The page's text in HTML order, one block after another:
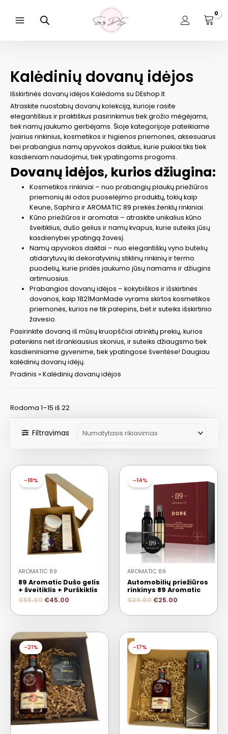
turinio
Kalėdinių dovanų idėjos
Išskirtinės dovanų idėjos Kalėdoms su DEshop.lt
Atraskite nuostabių dovanų kolekciją, kurioje rasite
elegantiškus ir praktiškus pasirinkimus tiek grožio mėgėjams,
tiek namų jaukumo gerbėjams. Šioje kategorijoje pateikiame
įvairius rinkinius, kosmetikos ir higienos priemones, aksesuarus
bei prabangius namų apyvokos daiktus, kurie puikiai tiks tiek
kasdieniam naudojimui, tiek ypatingoms progoms.
Dovanų idėjos, kurios džiugina:
Kosmetikos rinkiniai – nuo prabangių plaukų priežiūros
priemonių iki odos puoselėjimo produktų, tokių kaip
Keune, Saphira ir AROMATIC 89 prekės ženklų rinkiniai.
Kūno priežiūros ir aromatai – atraskite unikalius kūno
šveitiklius, dušo gelius ir namų kvapus, kurie suteiks jūsų
kasdienybei ypatingą žavesį.
Namų apyvokos daiktai – nuo elegantiškų vyno butelių
atidarytuvų iki dekoratyvinių stiklinų rinkinių ir termo
puodelių, kurie pridės jaukumo jūsų namams ir džiugins
artimuosius.
Prabangios dovanų idėjos – kokybiškos ir išskirtinės
dovanos, kaip 1821ManMade vyrams skirtos kosmetikos
priemonės, kurios ne tik palepins, bet ir suteiks išskirtinio
žavesio.
Pasirinkite dovaną iš mūsų kruopščiai atrinktų prekių, kurios
patenkins net išrankiausius skonius, ir suteiks džiaugsmo tiek
kasdieniniame gyvenime, tiek ypatingose šventėse! Daugiau
kalėdinių dovanų idėjų.
Pradinis » Kalėdinių dovanų idėjos
Rodoma 1–15 iš 22
Filtravimas
-18%
AROMATIC 89
89 Aromatic Dušo gelis
+ šveitiklis + Purškiklis
€55.00 €45.00
-14%
AROMATIC 89
Automobilių priežiūros
rinkinys 89 Aromatic
€29.00 €25.00
-21% -17%